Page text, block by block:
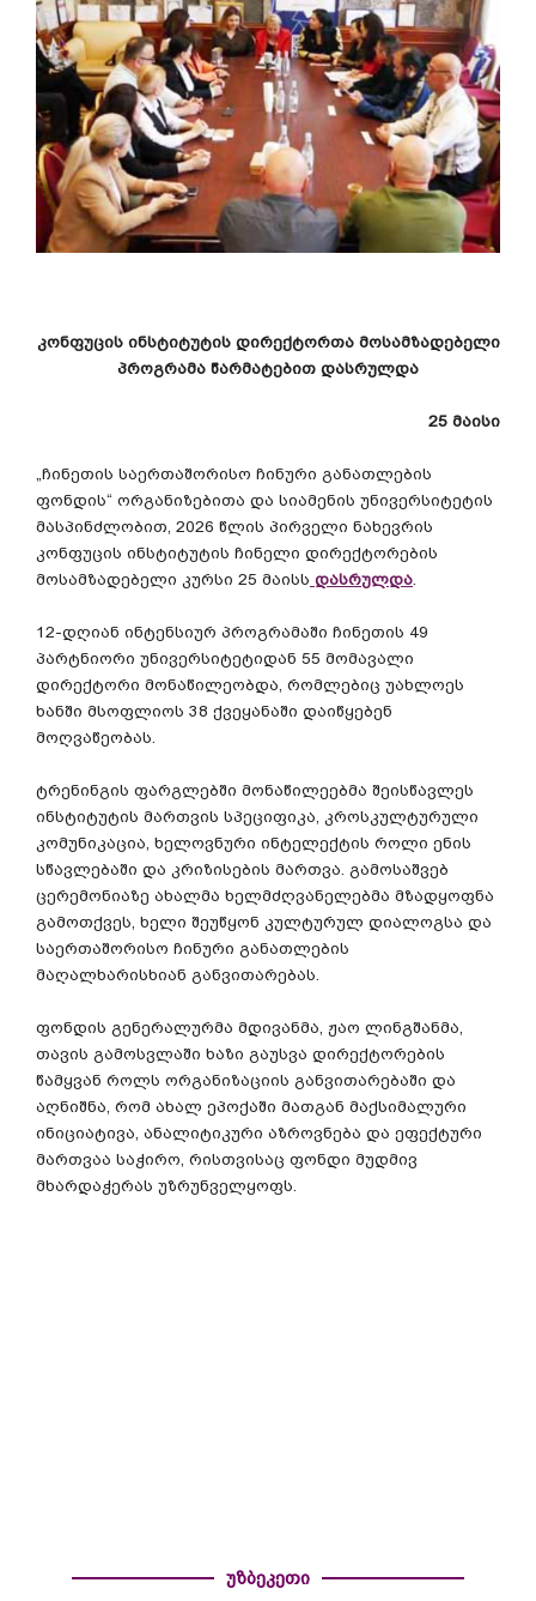
კონფუცის ინსტიტუტის დირექტორთა მოსამზადებელი
პროგრამა წარმატებით დასრულდა
25 მაისი
ჩინეთის საერთაშორისო ჩინური განათლების
ფონდის“ ორგანიზებითა და სიამენის უნივერსიტეტის
მასპინძლობით , 2026 წლის პირველი ნახევრის
კონფუცის ინსტიტუტის ჩინელი დირექტორების
მოსამზადებელი კურსი 25 მაისს დასრულდა
12-დღიან ინტენსიურ პროგრამაში ჩინეთის 49
პარტნიორი უნივერსიტეტიდან 55 მომავალი
დირექტორი მონაწილეობდა რომლებიც უახლოეს
ხანში მსოფლიოს 38 ქვეყანაში დაიწყებენ
მოღვაწეობას
ტრენინგის ფარგლებში მონაწილეებმა შეისწავლეს
ინსტიტუტის მართვის სპეციფიკა კროსკულტურული
კომუნიკაცია ხელოვნური ინტელექტის როლი ენის
სწავლებაში და კრიზისების მართვა გამოსაშვებ
ცერემონიაზე ახალმა ხელმძღვანელებმა მზადყოფნა
გამოთქვეს ხელი შეუწყონ კულტურულ დიალოგსა და
საერთაშორისო ჩინური განათლების
მაღალხარისხიან განვითარებას
ფონდის გენერალურმა მდივანმა ჟაო ლინგშანმა
თავის გამოსვლაში ხაზი გაუსვა დირექტორების
წამყვან როლს ორგანიზაციის განვითარებაში და
აღნიშნა რომ ახალ ეპოქაში მათგან მაქსიმალური
ინიციატივა ანალიტიკური აზროვნება და ეფექტური
მართვაა საჭირო რისთვისაც ფონდი მუდმივ
მხარდაჭერას უზრუნველყოფს
უზბეკეთი